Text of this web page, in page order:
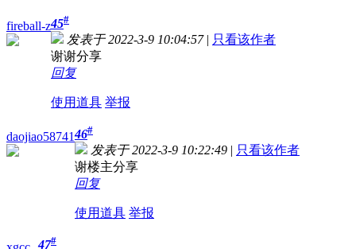
fireball-z45#
发表于 2022-3-9 10:04:57 | 只看该作者
谢谢分享
回复
使用道具 举报
daojiao5874146#
发表于 2022-3-9 10:22:49 | 只看该作者
谢楼主分享
回复
使用道具 举报
47#